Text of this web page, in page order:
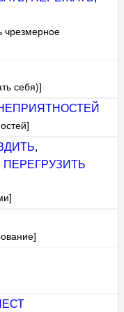
чрезмерное
себя)]
,
ПЕРЕГРУЗИТЬ